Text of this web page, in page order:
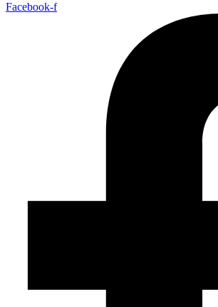
Facebook-f